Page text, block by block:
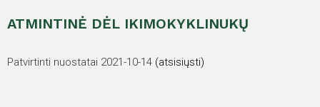
ATMINTINĖ DĖL IKIMOKYKLINUKŲ
Patvirtinti nuostatai 2021-10-14 (atsisiųsti)